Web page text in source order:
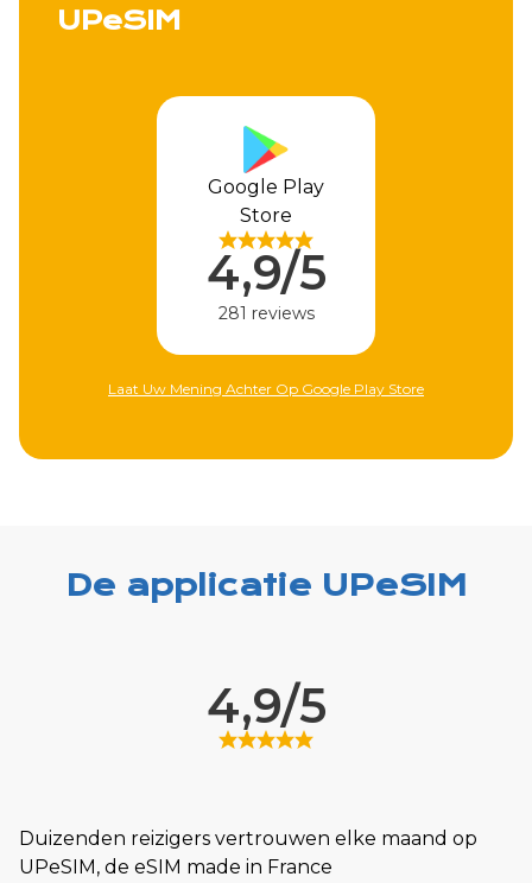
UPeSIM
Google Play
Store
4,9/5
281 reviews
Laat Uw Mening Achter Op Google Play Store
De applicatie UPeSIM
4,9/5
Duizenden reizigers vertrouwen elke maand op
UPeSIM, de eSIM made in France